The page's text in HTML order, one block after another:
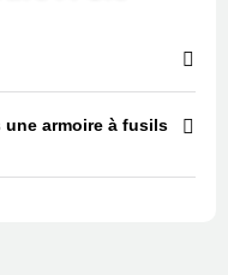
armoire à fusils